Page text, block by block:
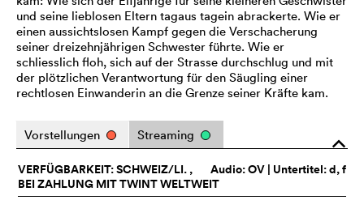
und seine lieblosen Eltern tagaus tagein abrackerte. Wie er
einen aussichtslosen Kampf gegen die Verschacherung
seiner dreizehnjährigen Schwester führte. Wie er
schliesslich floh, sich auf der Strasse durchschlug und mit
der plötzlichen Verantwortung für den Säugling einer
rechtlosen Einwanderin an die Grenze seiner Kräfte kam.
o
Vorstellungen Streaming
Audio:OV | Untertitel: d, f
VERFÜGBARKEIT: SCHWEIZ/LI. ,
BEI ZAHLUNG MIT TWINT WELTWEIT